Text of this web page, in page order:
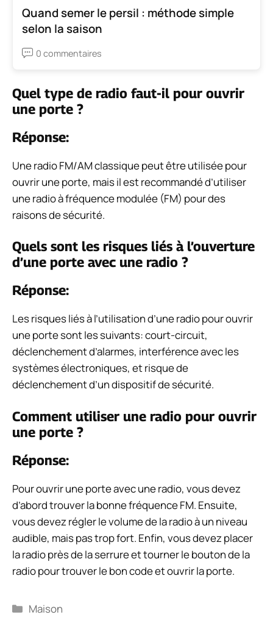
Quand semer le persil : méthode simple
selon la saison
0 commentaires
Quel type de radio faut-il pour ouvrir
une porte ?
Réponse:
Une radio FM/AM classique peut être utilisée pour
ouvrir une porte, mais il est recommandé d’utiliser
une radio à fréquence modulée (FM) pour des
raisons de sécurité.
Quels sont les risques liés à l’ouverture
d’une porte avec une radio ?
Réponse:
Les risques liés à l’utilisation d’une radio pour ouvrir
une porte sont les suivants: court-circuit,
déclenchement d’alarmes, interférence avec les
systèmes électroniques, et risque de
déclenchement d’un dispositif de sécurité.
Comment utiliser une radio pour ouvrir
une porte ?
Réponse:
Pour ouvrir une porte avec une radio, vous devez
d’abord trouver la bonne fréquence FM. Ensuite,
vous devez régler le volume de la radio à un niveau
audible, mais pas trop fort. Enfin, vous devez placer
la radio près de la serrure et tourner le bouton de la
radio pour trouver le bon code et ouvrir la porte.
Catégories
Maison